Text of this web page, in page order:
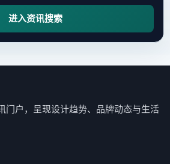
进入资讯搜索
门户，呈现设计趋势、品牌动态与生活